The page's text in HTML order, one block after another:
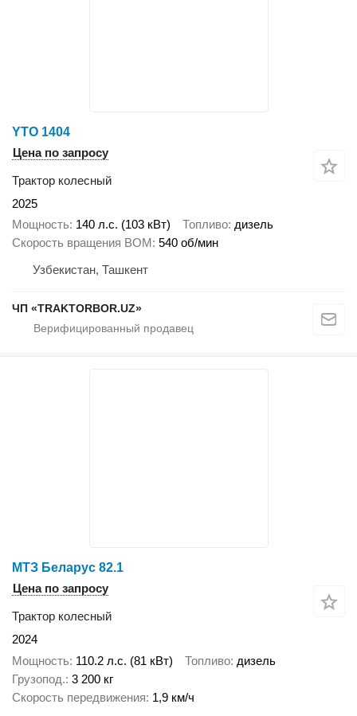
YTO 1404
Цена по запросу
Трактор колесный
2025
Мощность 140 л.с. (103 кВт) Топливо дизель
Скорость вращения ВОМ
540 об/мин
Узбекистан, Ташкент
ЧП «TRAKTORBOR.UZ»
МТЗ Беларус 82.1
Цена по запросу
Трактор колесный
2024
Мощность 110.2 л.с. (81 кВт) Топливо дизель
Грузопод. 3 200 кг
Скорость передвижения 1,9 км/ч